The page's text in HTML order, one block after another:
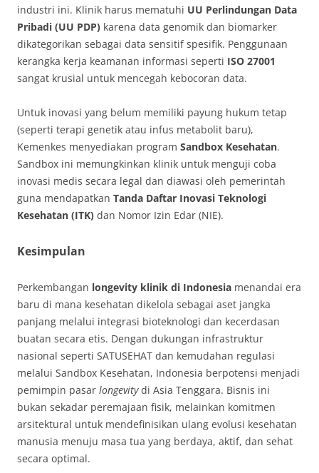
industri ini. Klinik harus mematuhi UU Perlindungan Data
Pribadi (UU PDP) karena data genomik dan biomarker
dikategorikan sebagai data sensitif spesifik. Penggunaan
kerangka kerja keamanan informasi seperti ISO 27001
sangat krusial untuk mencegah kebocoran data.
Untuk inovasi yang belum memiliki payung hukum tetap
(seperti terapi genetik atau infus metabolit baru),
Kemenkes menyediakan program Sandbox Kesehatan.
Sandbox ini memungkinkan klinik untuk menguji coba
inovasi medis secara legal dan diawasi oleh pemerintah
guna mendapatkan Tanda Daftar Inovasi Teknologi
Kesehatan (ITK) dan Nomor Izin Edar (NIE).
Kesimpulan
Perkembangan longevity klinik di Indonesia menandai era
baru di mana kesehatan dikelola sebagai aset jangka
panjang melalui integrasi bioteknologi dan kecerdasan
buatan secara etis. Dengan dukungan infrastruktur
nasional seperti SATUSEHAT dan kemudahan regulasi
melalui Sandbox Kesehatan, Indonesia berpotensi menjadi
pemimpin pasar longevitydi Asia Tenggara. Bisnis ini
bukan sekadar peremajaan fisik, melainkan komitmen
arsitektural untuk mendefinisikan ulang evolusi kesehatan
manusia menuju masa tua yang berdaya, aktif, dan sehat
secara optimal.